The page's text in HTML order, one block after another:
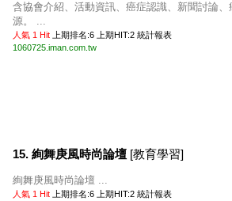
含協會介紹、活動資訊、癌症認識、新聞討論
源。 ...
人氣 1 Hit 上期排名:6 上期HIT:2 統計報表
1060725.iman.com.tw
15. 絢舞庚風時尚論壇 [教育學習]
絢舞庚風時尚論壇 ...
人氣 1 Hit 上期排名:6 上期HIT:2 統計報表